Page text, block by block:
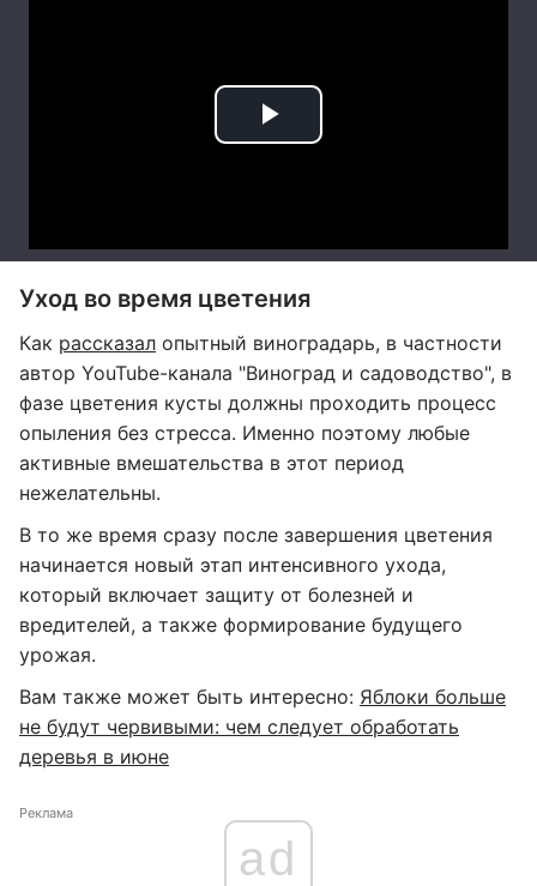
Уход во время цветения
Как рассказал опытный виноградарь, в частности
автор YouTube-канала "Виноград и садоводство", в
фазе цветения кусты должны проходить процесс
опыления без стресса. Именно поэтому любые
активные вмешательства в этот период
нежелательны.
В то же время сразу после завершения цветения
начинается новый этап интенсивного ухода,
который включает защиту от болезней и
вредителей, а также формирование будущего
урожая.
Вам также может быть интересно: Яблоки больше
не будут червивыми: чем следует обработать
деревья в июне
Реклама
ad